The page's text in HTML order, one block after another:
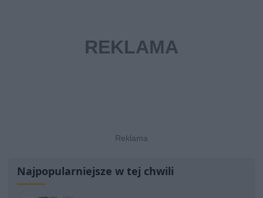
Najpopularniejsze w tej chwili